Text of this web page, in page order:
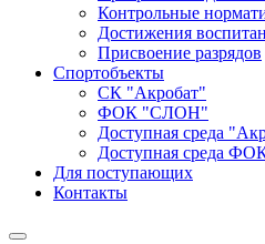
Контрольные
Достижения
Присвоение разрядов
Спортобъекты
СК "Акробат"
ФОК "СЛОН"
Доступная среда
Доступная среда
Для поступающих
Контакты